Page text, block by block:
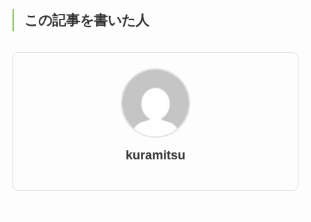
この記事を書いた人
kuramitsu